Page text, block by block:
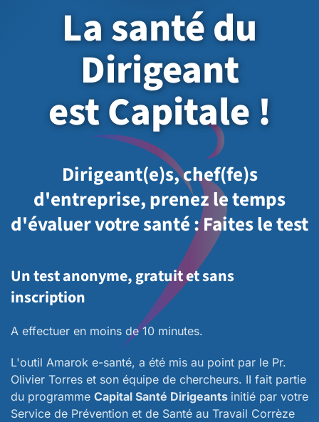
La santé du
Dirigeant
est Capitale !
Dirigeant(e)s, chef(fe)s
d'entreprise, prenez le temps
d'évaluer votre santé : Faites le test
Un test anonyme, gratuit et sans
inscription
A effectuer en moins de 10 minutes.
L'outil Amarok e-santé, a été mis au point par le Pr.
Olivier Torres et son équipe de chercheurs. II fait partie
du programme Capital Santé Dirigeants initié par votre
Service de Prévention et de Santé au Travail Corrèze